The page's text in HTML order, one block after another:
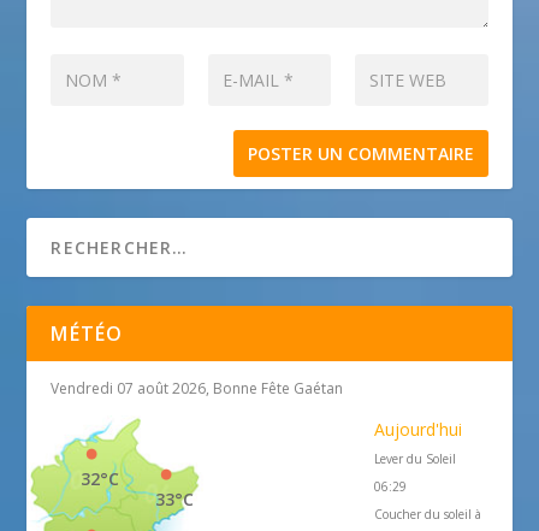
MÉTÉO
Vendredi 07 août 2026, Bonne Fête Gaétan
33°C
32°C
Aujourd'hui
Lever du Soleil
06:29
Coucher du soleil à